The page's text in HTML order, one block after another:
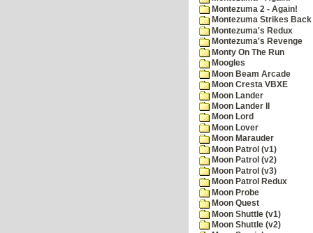
Montezuma 2 - Again!
Montezuma Strikes Back
Montezuma's Redux
Montezuma's Revenge
Monty On The Run
Moogles
Moon Beam Arcade
Moon Cresta VBXE
Moon Lander
Moon Lander II
Moon Lord
Moon Lover
Moon Marauder
Moon Patrol (v1)
Moon Patrol (v2)
Moon Patrol (v3)
Moon Patrol Redux
Moon Probe
Moon Quest
Moon Shuttle (v1)
Moon Shuttle (v2)